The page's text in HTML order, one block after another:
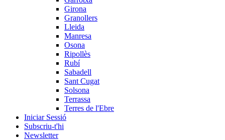
Girona
Granollers
Lleida
Manresa
Osona
Ripollès
Rubí
Sabadell
Sant Cugat
Solsona
Terrassa
Terres de l'Ebre
Iniciar Sessió
Subscriu-t'hi
Newsletter